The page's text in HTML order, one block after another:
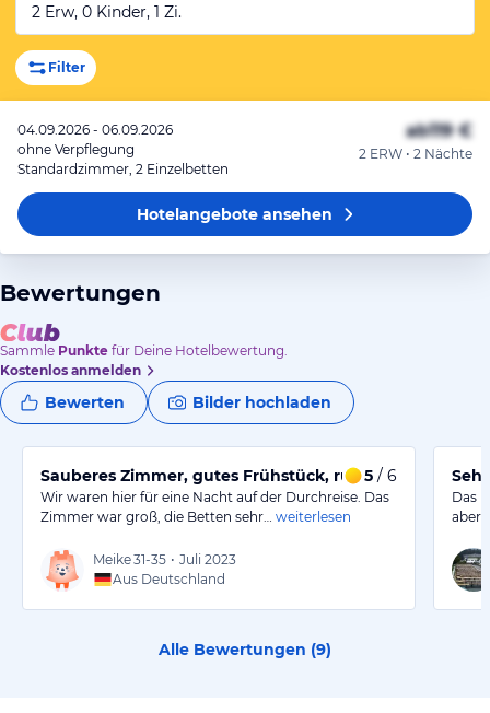
2 Erw, 0 Kinder, 1 Zi.
Filter
04.09.2026 - 06.09.2026
ohne Verpflegung
Standardzimmer, 2 Einzelbetten
ab119 €
2 ERW • 2 Nächte
Hotelangeboteansehen
Bewertungen
Sammle Punkte für Deine Hotelbewertung.
Kostenlos anmelden
Bewerten Bilder hochladen
Sauberes Zimmer, gutes Frühstück, ruhige Lage
5 / 6
Wir waren hier für eine Nacht auf der Durchreise. Das
Zimmer war groß, die Betten sehr…
weiterlesen
Meike31-35 • Juli 2023
Aus Deutschland
Das
aber
Alle Bewertungen (9)